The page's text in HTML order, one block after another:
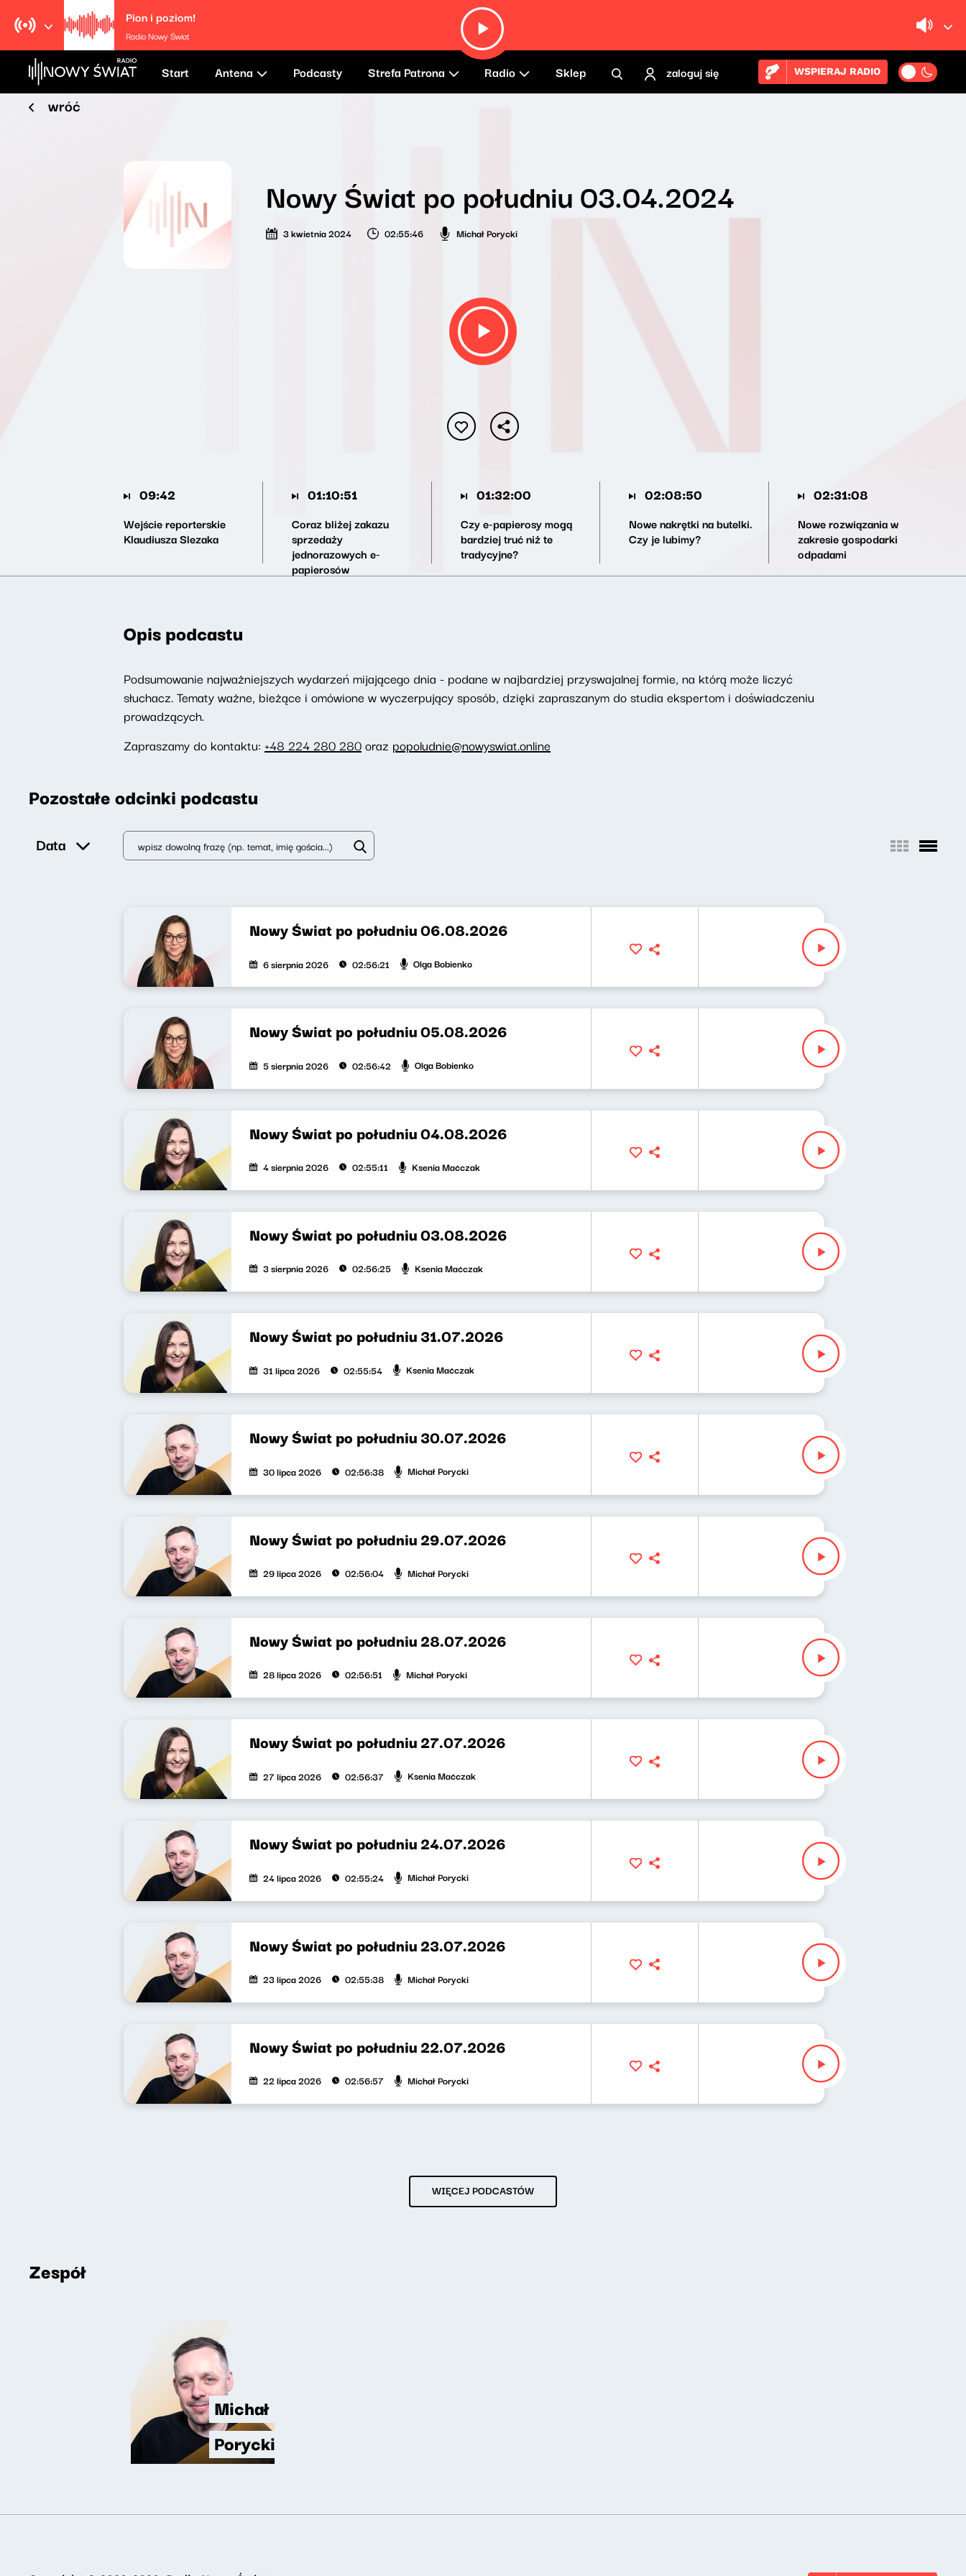
Pion i poziom!
Radio Nowy Świat
Start Antena Podcasty Strefa Patrona Radio Sklep zaloguj się WSPIERAJ RADIO
wróć
Nowy Świat po południu 03.04.2024
3 kwietnia 2024 02:55:46 Michał Porycki
09:42
Wejście reporterskie
Klaudiusza Slezaka
01:10:51
Coraz bliżej zakazu
sprzedaży
jednorazowych e-
papierosów
01:32:00
Czy e-papierosy mogą
bardziej truć niż te
tradycyjne?
02:08:50
Nowe nakrętki na butelki.
Czy je lubimy?
02:31:08
Nowe rozwiązania w
zakresie gospodarki
odpadami
Opis podcastu
Podsumowanie najważniejszych wydarzeń mijającego dnia - podane w najbardziej przyswajalnej formie, na którą może liczyć
słuchacz. Tematy ważne, bieżące i omówione w wyczerpujący sposób, dzięki zapraszanym do studia ekspertom i doświadczeniu
prowadzących.
Zapraszamy do kontaktu: +48 224 280 280oraz popoludnie@nowyswiat.online
Pozostałe odcinki podcastu
Data
Nowy Świat po południu 06.08.2026
6 sierpnia 2026 02:56:21 Olga Bobienko
Nowy Świat po południu 05.08.2026
5 sierpnia 2026 02:56:42 Olga Bobienko
Nowy Świat po południu 04.08.2026
4 sierpnia 2026 02:55:11 Ksenia Maćczak
Nowy Świat po południu 03.08.2026
3 sierpnia 2026 02:56:25 Ksenia Maćczak
Nowy Świat po południu 31.07.2026
31 lipca 2026 02:55:54 Ksenia Maćczak
Nowy Świat po południu 30.07.2026
30 lipca 2026 02:56:38 Michał Porycki
Nowy Świat po południu 29.07.2026
29 lipca 2026 02:56:04 Michał Porycki
Nowy Świat po południu 28.07.2026
28 lipca 2026 02:56:51 Michał Porycki
Nowy Świat po południu 27.07.2026
27 lipca 2026 02:56:37 Ksenia Maćczak
Nowy Świat po południu 24.07.2026
24 lipca 2026 02:55:24 Michał Porycki
Nowy Świat po południu 23.07.2026
23 lipca 2026 02:55:38 Michał Porycki
Nowy Świat po południu 22.07.2026
22 lipca 2026 02:56:57 Michał Porycki
WIĘCEJ PODCASTÓW
Zespół
Michał
Porycki